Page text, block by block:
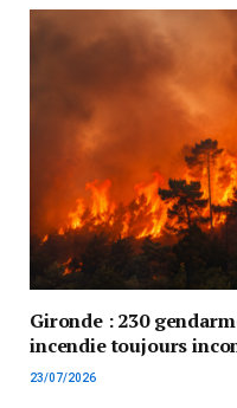
Gironde : 230
incendie toujours
23/07/2026